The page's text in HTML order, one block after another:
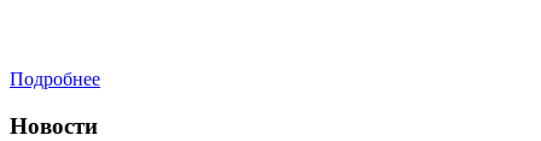
Подробнее
Новости